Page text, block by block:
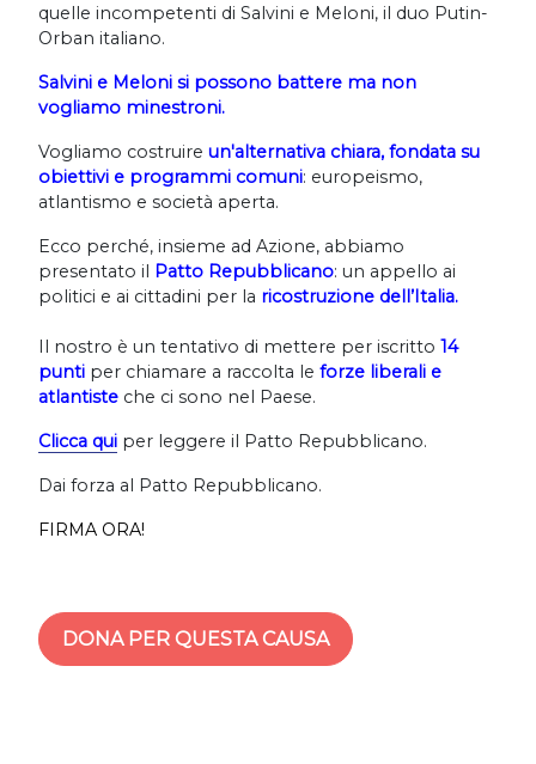
quelle incompetenti di Salvini e Meloni, il duo Putin-
Orban italiano.
Salvini e Meloni si possono battere ma non
vogliamo minestroni.
Vogliamo costruire un'alternativa chiara, fondata su
obiettivi e programmi comuni: europeismo,
atlantismo e società aperta.
Ecco perché, insieme ad Azione, abbiamo
presentato il Patto Repubblicano: un appello ai
politici e ai cittadini per la ricostruzione dell’Italia.
Il nostro è un tentativo di mettere per iscritto 14
punti per chiamare a raccolta le forze liberali e
atlantiste che ci sono nel Paese.
Clicca qui per leggere il Patto Repubblicano.
Dai forza al Patto Repubblicano.
FIRMA ORA!
DONA PER QUESTA CAUSA